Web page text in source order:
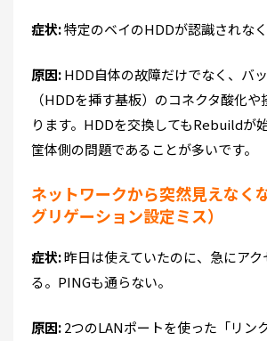
症状:特定のベイのHDDが認識されなく
原因:HDD自体の故障だけでなく、バ
（HDDを挿す基板）のコネクタ酸化
ります。HDDを交換してもRebuildが
筐体側の問題であることが多いです。
ネットワークから突然見えなく
グリゲーション設定ミス）
症状:昨日は使えていたのに、急にア
る。PINGも通らない。
原因:2つのLANポートを使った「リン